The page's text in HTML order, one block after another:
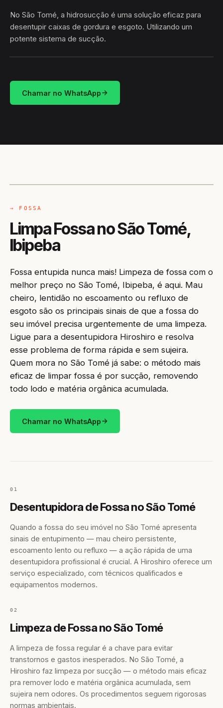
No São Tomé, a hidrosucção é uma solução eficaz para
desentupir caixas de gordura e esgoto. Utilizando um
potente sistema de sucção.
HIDROSUCÇÃO
Chamar no WhatsApp
→ FOSSA
Limpa Fossa no São Tomé,
Ibipeba
Fossa entupida nunca mais! Limpeza de fossa com o
melhor preço no São Tomé, Ibipeba, é aqui. Mau
cheiro, lentidão no escoamento ou refluxo de
esgoto são os principais sinais de que a fossa do
seu imóvel precisa urgentemente de uma limpeza.
Ligue para a desentupidora Hiroshiro e resolva
esse problema de forma rápida e sem sujeira.
Quem mora no São Tomé já sabe: o método mais
eficaz de limpar fossa é por sucção, removendo
todo lodo e matéria orgânica acumulada.
Chamar no WhatsApp
01
Desentupidora de Fossa no São Tomé
Quando a fossa do seu imóvel no São Tomé apresenta
sinais de entupimento — mau cheiro persistente,
escoamento lento ou refluxo — a ação rápida de uma
desentupidora profissional é crucial. A Hiroshiro oferece um
serviço especializado, com técnicos qualificados e
equipamentos modernos.
02
Limpeza de Fossa no São Tomé
A limpeza de fossa regular é a chave para evitar
transtornos e gastos inesperados. No São Tomé, a
Hiroshiro faz limpeza por sucção — o método mais eficaz
pra remover lodo e matéria orgânica acumulada, sem
sujeira nem odores. Os procedimentos seguem rigorosas
normas ambientais.